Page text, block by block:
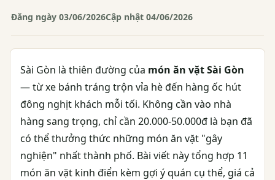
Đăng ngày 03/06/2026Cập nhật 04/06/2026
Sài Gòn là thiên đường của món ăn vặt Sài Gòn
— từ xe bánh tráng trộn vỉa hè đến hàng ốc hút
đông nghịt khách mỗi tối. Không cần vào nhà
hàng sang trọng, chỉ cần 20.000-50.000đ là bạn đã
có thể thưởng thức những món ăn vặt "gây
nghiện" nhất thành phố. Bài viết này tổng hợp 11
món ăn vặt kinh điển kèm gợi ý quán cụ thể, giá cả